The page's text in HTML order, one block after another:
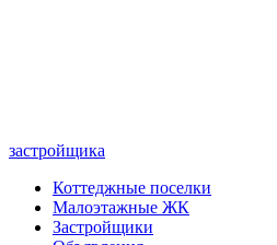
застройщика
Коттеджные поселки
Малоэтажные ЖК
Застройщики